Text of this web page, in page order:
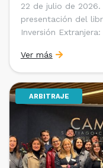
22 de julio de
presentación del
Inversión
«Santiago Very
(SVYAP), iniciativa
interesados en el
[…]
Ver más
ARBITRAJE